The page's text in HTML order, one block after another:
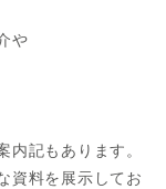
や
内記もあります。
資料を展示してお